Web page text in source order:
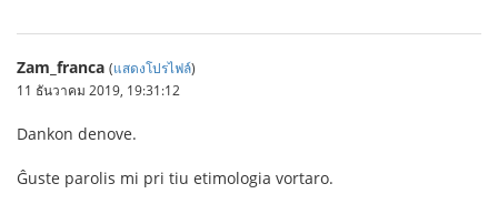
Zam_franca (แสดงโปรไฟล์)
11 ธันวาคม 2019, 19:31:12
Dankon denove.
Ĝuste parolis mi pri tiu etimologia vortaro.